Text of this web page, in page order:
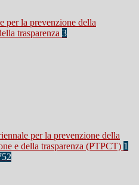
per la prevenzione della
trasparenza 3
per la prevenzione della
e della trasparenza (PTPCT) 1